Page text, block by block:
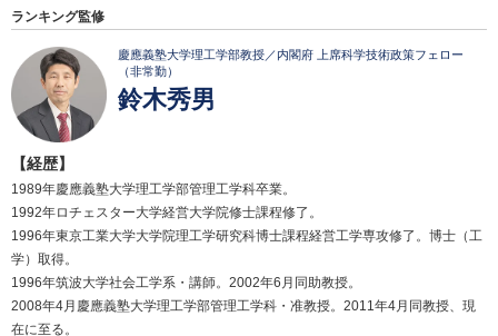
ランキング監修
慶應義塾大学理工学部教授／内閣府 上席科学技術政策フェロー
（非常勤）
鈴木秀男
【経歴】
1989年慶應義塾大学理工学部管理工学科卒業。
1992年ロチェスター大学経営大学院修士課程修了。
1996年東京工業大学大学院理工学研究科博士課程経営工学専攻修了。博士（工
学）取得。
1996年筑波大学社会工学系・講師。2002年6月同助教授。
2008年4月慶應義塾大学理工学部管理工学科・准教授。2011年4月同教授、現
在に至る。